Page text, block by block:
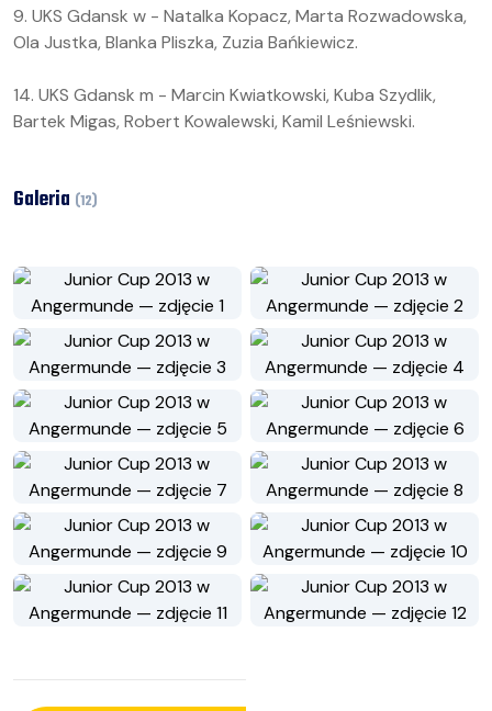
9. UKS Gdansk w - Natalka Kopacz, Marta Rozwadowska,
Ola Justka, Blanka Pliszka, Zuzia Bańkiewicz.
14. UKS Gdansk m - Marcin Kwiatkowski, Kuba Szydlik,
Bartek Migas, Robert Kowalewski, Kamil Leśniewski.
Galeria (12)